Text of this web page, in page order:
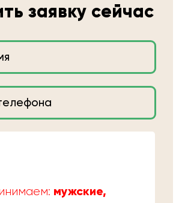
заявку сейчас
мужские,